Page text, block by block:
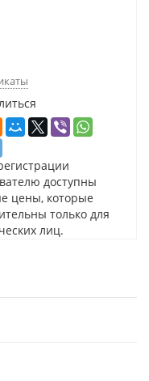
доступны
цены, которые
только для
лиц.